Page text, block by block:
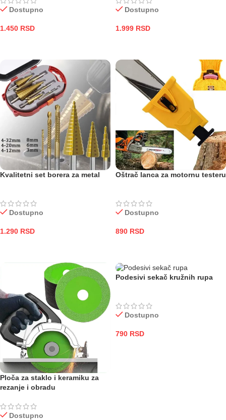
Dostupno
1.450 RSD
Dostupno
1.999 RSD
Kvalitetni set borera za metal
Dostupno
1.290 RSD
Oštrač lanca za motornu testeru
Dostupno
890 RSD
Ploča za staklo i keramiku za
rezanje i obradu
Dostupno
Podesivi sekač kružnih rupa
Dostupno
790 RSD